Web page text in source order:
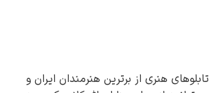
هنری از برترین هنرمندان ایران و